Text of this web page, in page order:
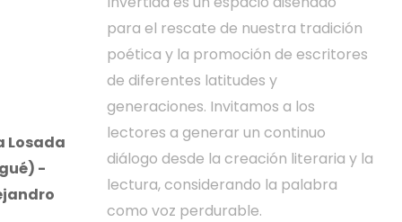
Losada
-
para el rescate de nuestra tradición
poética y la promoción de escritores
de diferentes latitudes y
generaciones. Invitamos a los
lectores a generar un continuo
diálogo desde la creación literaria y la
lectura, considerando la palabra
como voz perdurable.